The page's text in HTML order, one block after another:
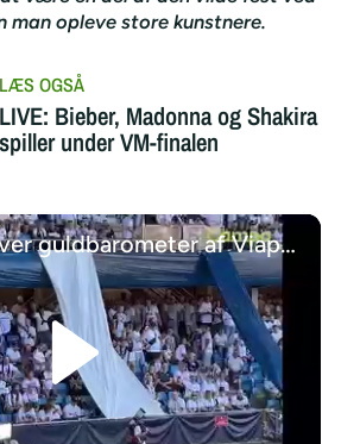
man opleve store kunstnere.
LIVE: Bieber, Madonna og Shakira
spiller under VM-finalen
AGF fans kræver guldbarometer af Viaplay-ekspert